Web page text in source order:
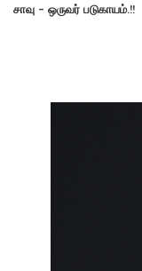
சாவு – ஒருவர் படுகாயம்.!!